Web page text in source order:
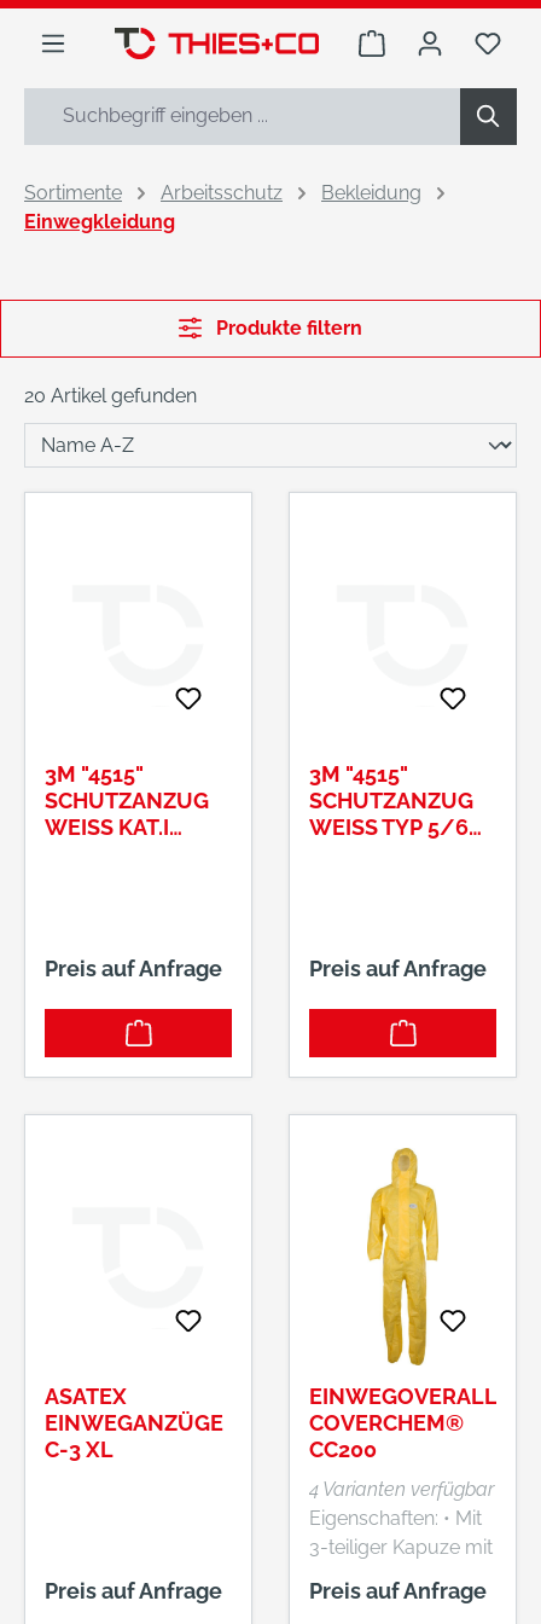
springen
Warenkorb Du
Sortimente Arbeitsschutz
Bekleidung
Einwegkleidung
Produkte filtern
20 Artikel gefunden
3M "4515"
SCHUTZANZUG
WEISS KAT.I X
Preis auf Anfrage
3M "4515"
SCHUTZANZUG
WEISS TYP 5/6 G
Preis auf Anfrage
ASATEX
EINWEGANZÜGE
C-3 XL
Preis auf Anfrage
EINWEGOVERALL
COVERCHEM®
CC200
4 Varianten verfügbar
Eigenschaften: • Mit
3-teiliger Kapuze mit
Gummizug • Arm-,
Bein-, Taillengummi
Preis auf Anfrage